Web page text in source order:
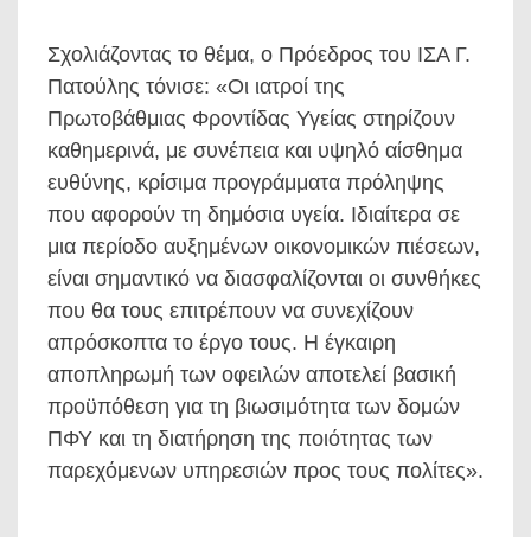
Σχολιάζοντας το θέμα, ο Πρόεδρος του ΙΣΑ Γ.
Πατούλης τόνισε: «Οι ιατροί της
Πρωτοβάθμιας Φροντίδας Υγείας στηρίζουν
καθημερινά, με συνέπεια και υψηλό αίσθημα
ευθύνης, κρίσιμα προγράμματα πρόληψης
που αφορούν τη δημόσια υγεία. Ιδιαίτερα σε
μια περίοδο αυξημένων οικονομικών πιέσεων,
είναι σημαντικό να διασφαλίζονται οι συνθήκες
που θα τους επιτρέπουν να συνεχίζουν
απρόσκοπτα το έργο τους. Η έγκαιρη
αποπληρωμή των οφειλών αποτελεί βασική
προϋπόθεση για τη βιωσιμότητα των δομών
ΠΦΥ και τη διατήρηση της ποιότητας των
παρεχόμενων υπηρεσιών προς τους πολίτες».